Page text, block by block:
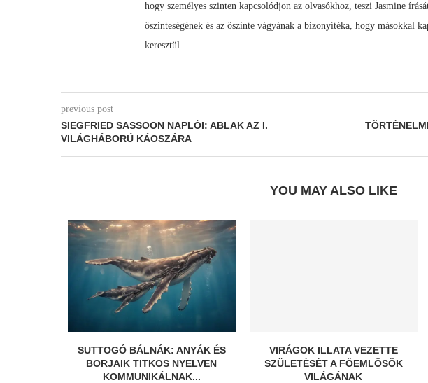
hogy személyes szinten kapcsolódjon az olvasókhoz, teszi Jasmine
őszinteségének és az őszinte vágyának a bizonyítéka, hogy másokkal
keresztül.
previous post
SIEGFRIED SASSOON NAPLÓI: ABLAK AZ I.
VILÁGHÁBORÚ KÁOSZÁRA
YOU MAY ALSO LIKE
SUTTOGÓ BÁLNÁK: ANYÁK ÉS
BORJAIK TITKOS NYELVEN
KOMMUNIKÁLNAK...
VIRÁGOK ILLATA VEZETTE
SZÜLETÉSÉT A FŐEMLŐSÖK
VILÁGÁNAK